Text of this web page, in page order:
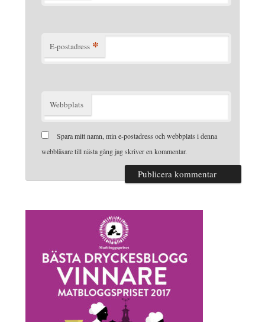
E-postadress *
Webbplats
Spara mitt namn, min e-postadress och webbplats i denna
webbläsare till nästa gång jag skriver en kommentar.